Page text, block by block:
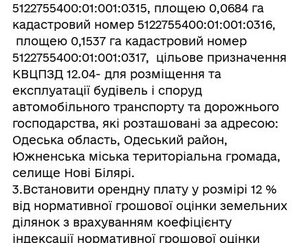
5122755400:01:001:0315, площею 0,0684 га
кадастровий номер 5122755400:01:001:0316,
площею 0,1537 га кадастровий номер
5122755400:01:001:0317, цільове призначення
КВЦПЗД 12.04- для розміщення та
експлуатації будівель і споруд
автомобільного транспорту та дорожнього
господарства, які розташовані за адресою:
Одеська область, Одеський район,
Южненська міська територіальна громада,
селище Нові Білярі.
3.Встановити орендну плату у розмірі 12 %
від нормативної грошової оцінки земельних
ділянок з врахуванням коефіцієнту
індексації нормативної грошової оцінки